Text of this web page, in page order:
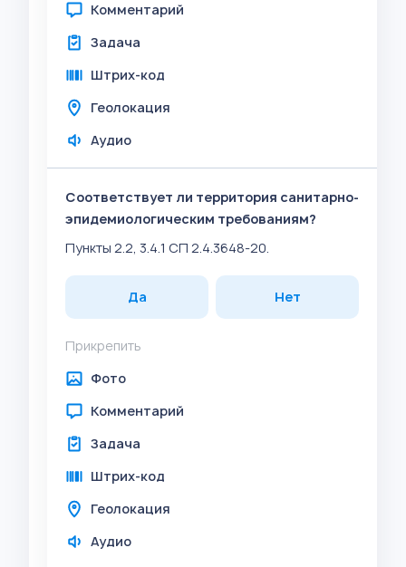
Комментарий
Задача
Штрих-код
Геолокация
Аудио
Соответствует ли территория санитарно-
эпидемиологическим требованиям?
Пункты 2.2, 3.4.1 СП 2.4.3648-20.
Да Нет
Прикрепить
Фото
Комментарий
Задача
Штрих-код
Геолокация
Аудио